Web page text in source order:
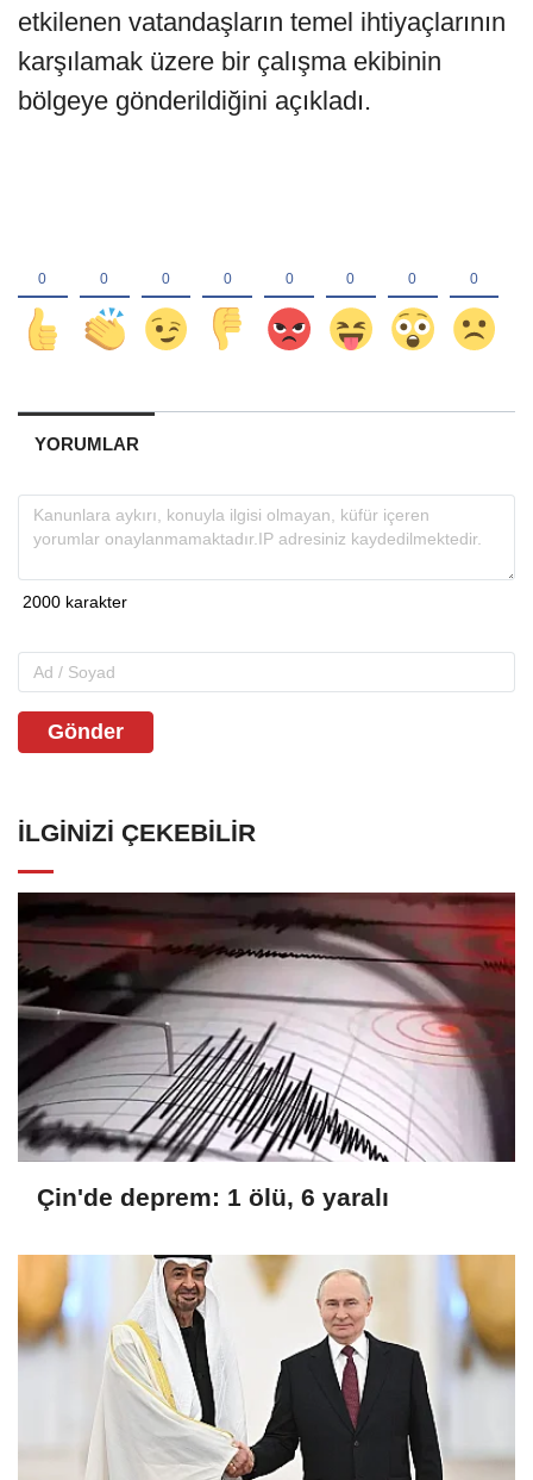
etkilenen vatandaşların temel ihtiyaçlarının
karşılamak üzere bir çalışma ekibinin
bölgeye gönderildiğini açıkladı.
YORUMLAR
Gönder
İLGINIZI ÇEKEBILIR
Çin'de deprem: 1 ölü, 6 yaralı